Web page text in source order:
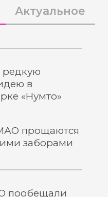
Актуальное
в
«Нумто»
прощаются
заборами
пообещали